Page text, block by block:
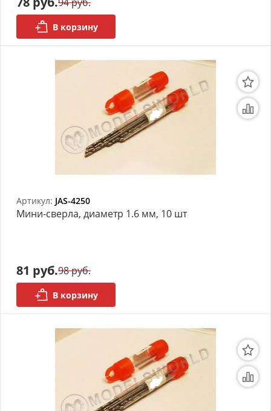
В корзину
Артикул: JAS-4250
Мини-сверла, диаметр 1.6 мм, 10 шт
81 руб.98 руб.
В корзину